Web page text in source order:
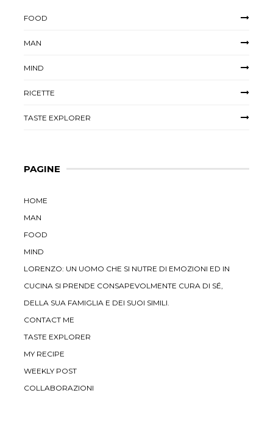
FOOD
MAN
MIND
RICETTE
TASTE EXPLORER
PAGINE
HOME
MAN
FOOD
MIND
LORENZO: UN UOMO CHE SI NUTRE DI EMOZIONI ED IN
CUCINA SI PRENDE CONSAPEVOLMENTE CURA DI SÉ,
DELLA SUA FAMIGLIA E DEI SUOI SIMILI.
CONTACT ME
TASTE EXPLORER
MY RECIPE
WEEKLY POST
COLLABORAZIONI